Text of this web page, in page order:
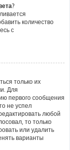
количество
с
только их
Для
первого сообщения
не успел
любой
то только
или удалить
варианты